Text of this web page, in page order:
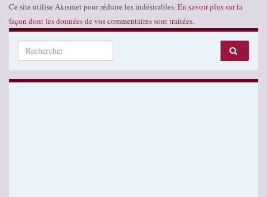
Ce site utilise Akismet pour réduire les indésirables. En savoir plus sur la
façon dont les données de vos commentaires sont traitées.
Search for: